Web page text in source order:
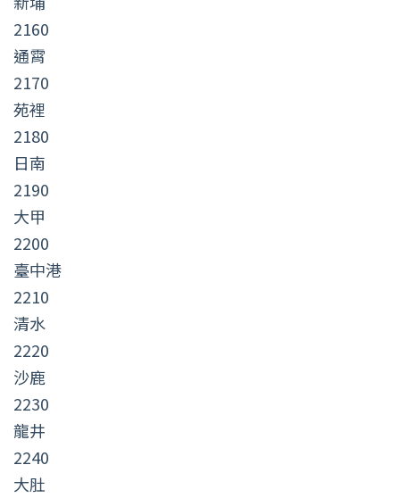
2160
通霄
2170
苑裡
2180
日南
2190
大甲
2200
臺中港
2210
清水
2220
沙鹿
2230
龍井
2240
大肚